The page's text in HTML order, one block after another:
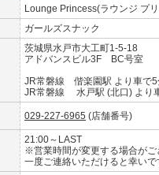
Lounge Princess(ラウンジ プ
ガールズスナック
茨城県水戸市大工町1-5-18
アドバンスビル3F BC号室
JR常磐線 偕楽園駅 より車で5
JR常磐線 水戸駅 (北口) より
029-227-6965 (店舗番号)
21:00～LAST
※営業時間が変更する場合がご
一度ご連絡いただけると幸いで
LINE X (旧
お店のURLをコピー
会員ログイン
女の子ログイン
店舗ログイン
新規会員登録
甲信越
関東
東海
中四国